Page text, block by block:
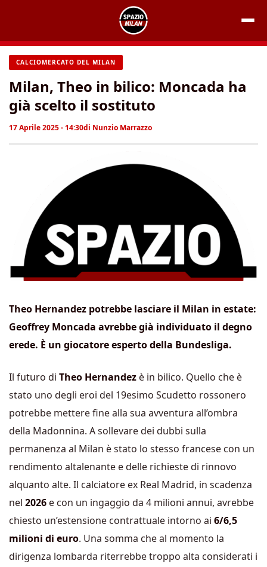
contenuto
CALCIOMERCATO DEL MILAN
Milan, Theo in bilico: Moncada ha
già scelto il sostituto
17 Aprile 2025 - 14:30di Nunzio Marrazzo
Theo Hernandez potrebbe lasciare il Milan in estate:
Geoffrey Moncada avrebbe già individuato il degno
erede. È un giocatore esperto della Bundesliga.
Il futuro di Theo Hernandez è in bilico. Quello che è
stato uno degli eroi del 19esimo Scudetto rossonero
potrebbe mettere fine alla sua avventura all’ombra
della Madonnina. A sollevare dei dubbi sulla
permanenza al Milan è stato lo stesso francese con un
rendimento altalenante e delle richieste di rinnovo
alquanto alte. Il calciatore ex Real Madrid, in scadenza
nel 2026 e con un ingaggio da 4 milioni annui, avrebbe
chiesto un’estensione contrattuale intorno ai 6/6,5
milioni di euro. Una somma che al momento la
dirigenza lombarda riterrebbe troppo alta considerati i